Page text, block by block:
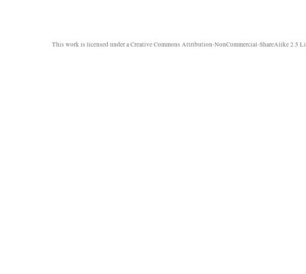
This work is licensed under aCreative Commons Attribution-NonCommercial-ShareAlike 2.5